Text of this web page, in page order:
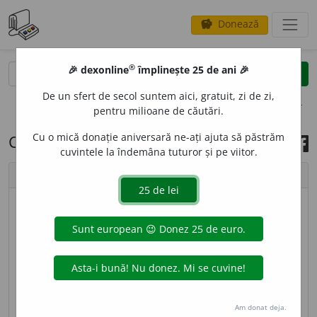
savings Donează
opțiuni
Cuvântul zilei, 14 iulie 2020
imagine © Andrea Homorodean
E, palii, s. f.(Înv.) Carte care conține Vechiul
Testament [Acc.și:p alie ] – Din ngr.paleá.
🎉 dexonline® împlinește 25 de ani 🎉
De un sfert de secol suntem aici, gratuit, zi de zi,
pentru milioane de căutări.
Cu o mică donație aniversară ne-ați ajuta să păstrăm
cuvintele la îndemâna tuturor și pe viitor.
Am donat deja.